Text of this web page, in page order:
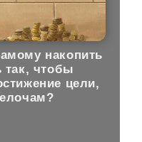
накопить
так, чтобы
цели,